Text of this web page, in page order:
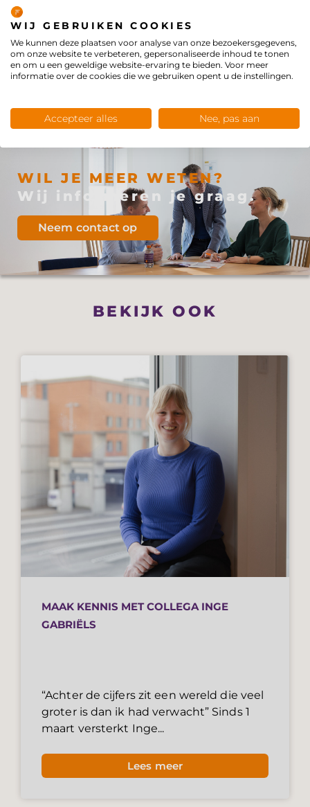
ziet. Ze kunnen nu transparant samen met de
opdrachtgever praten over het
kwaliteitsniveau dat ze willen bieden aan
reizigers. En het is vervolgens aan de politiek
om te besluiten welk budget daarvoor
reizigers eindelijk weer echt centraal.
WIL JE MEER WETEN?
Wij informeren je graag.
Neem contact op
BEKIJK OOK
MAAK KENNIS MET COLLEGA INGE
GABRIËLS
“Achter de cijfers zit een wereld die veel
groter is dan ik had verwacht” Sinds 1
maart versterkt Inge...
Lees meer
WIJ GEBRUIKEN COOKIES
We kunnen deze plaatsen voor analyse van onze bezoekersgegevens,
om onze website te verbeteren, gepersonaliseerde inhoud te tonen
en om u een geweldige website-ervaring te bieden. Voor meer
informatie over de cookies die we gebruiken opent u de instellingen.
Accepteer alles Nee, pas aan